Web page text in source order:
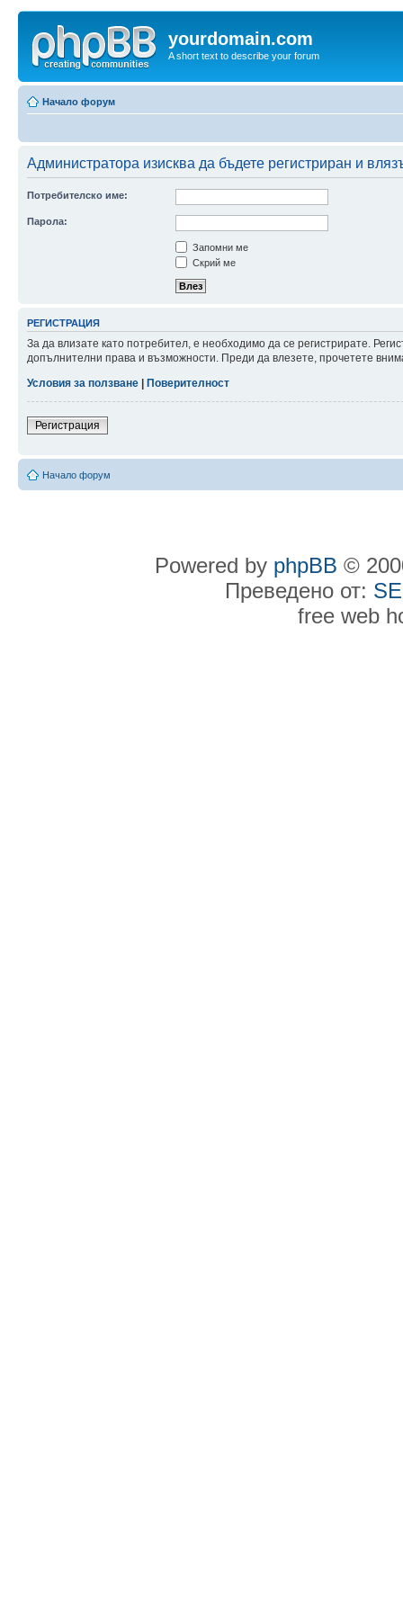
yourdomain.com
A short text to describe your forum
Начало форум
Администратора изисква да бъдете регистриран и
Потребителско име:
Парола:
Запомни ме
Скрий ме
РЕГИСТРАЦИЯ
За да влизате като потребител, е необходимо да се регистрирате.
допълнителни права и възможности. Преди да влезете, прочетете
Условия за ползване
Поверителност
Регистрация
Начало форум
Powered by phpBB ©
Преведено от:
free web